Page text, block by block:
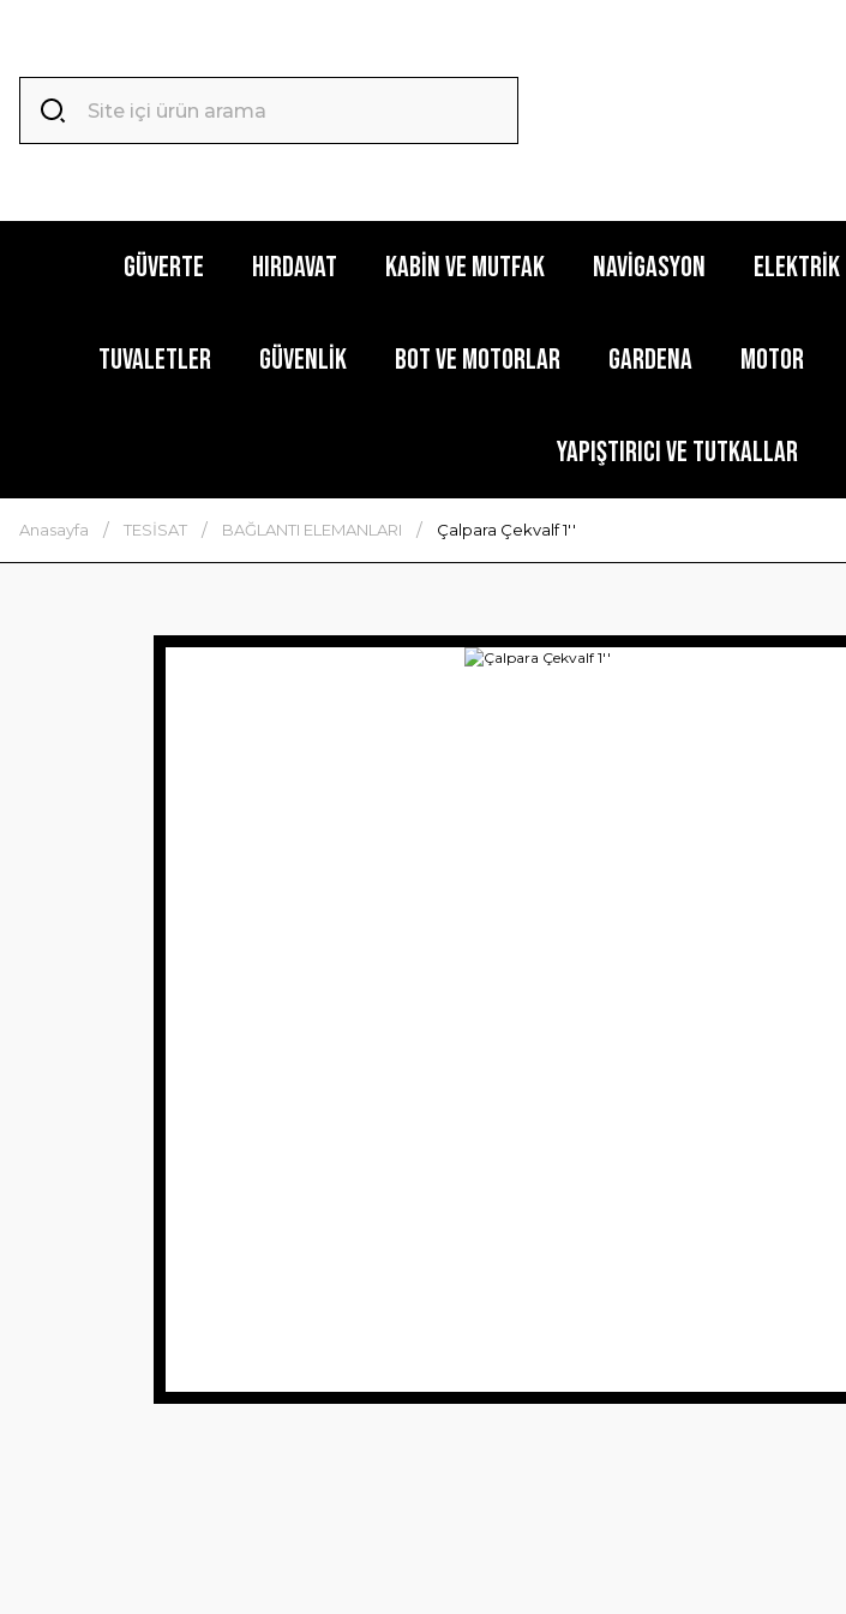
GÜVERTE HIRDAVAT KABİN ve MUTFAK NAVİGASYON ELEKTRİK
TUVALETLER GÜVENLİK BOT ve MOTORLAR GARDENA MOTOR
YAPIŞTIRICI ve TUTKALLAR
Anasayfa TESİSAT BAĞLANTI ELEMANLARI Çalpara Çekvalf 1''